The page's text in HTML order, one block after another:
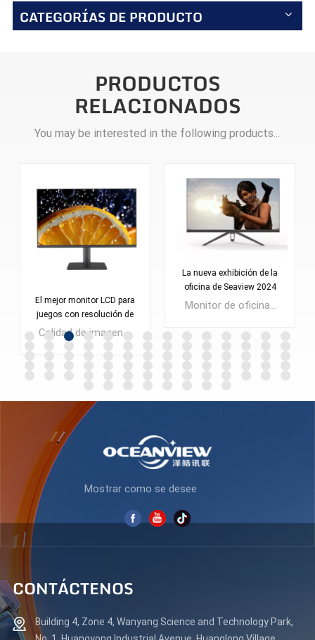
CATEGORÍAS DE PRODUCTO
PRODUCTOS
RELACIONADOS
You may be interested in the following products...
El mejor monitor LCD para
juegos con resolución de
2560 x 1440, pantalla de
27 pulgadas, monitor de
PC ES270Q180
Calidad de imagen QHD @180Hz Monitor para juegos LCD FAST IPS de 27 pulgadas Cantidad mínima de pedido: 300 piezas
APRENDE MÁS
La nueva exhibición de la
oficina de Seaview 2024
recomendó al por mayor
N238F100
APRENDE MÁS
Mostrar como se desee
CONTÁCTENOS
Building 4, Zone 4, Wanyang Science and Technology Park,